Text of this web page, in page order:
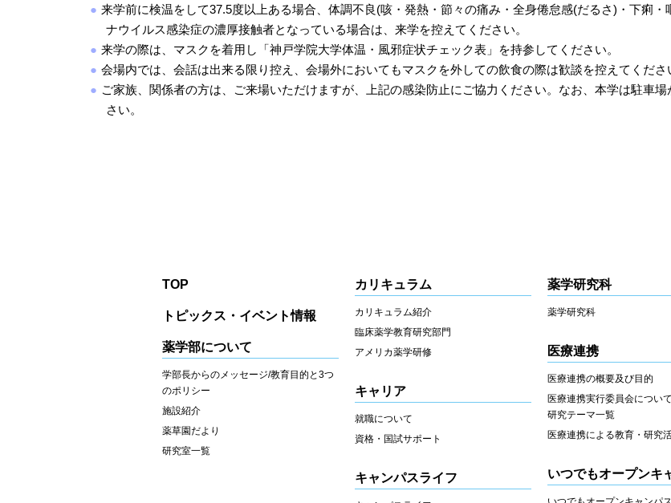
来学前に検温をして37.5度以上ある場合、体調不良(咳・発熱・節々の痛み・全身倦怠感(だるさ)・下痢
ナウイルス感染症の濃厚接触者となっている場合は、来学を控えてください。
来学の際は、マスクを着用し「神戸学院大学体温・風邪症状チェック表 」を持参してください。
会場内では、会話は出来る限り控え、会場外においてもマスクを外しての飲食の際は歓談を控えてくださ
ご家族、関係者の方は、ご来場いただけますが、上記の感染防止にご協力ください。なお、本学は駐車
さい。
TOP
トピックス・イベント情報
薬学部について
学部長からのメッセージ/教育目的と3つ
のポリシー
施設紹介
薬草園だより
研究室一覧
カリキュラム
カリキュラム紹介
臨床薬学教育研究部門
アメリカ薬学研修
キャリア
就職について
資格・国試サポート
キャンパスライフ
薬学研究科
薬学研究科
医療連携
医療連携の概要及び目的
医療連携実行委員会につい
研究テーマ一覧
医療連携による教育・研究
いつでもオープンキ